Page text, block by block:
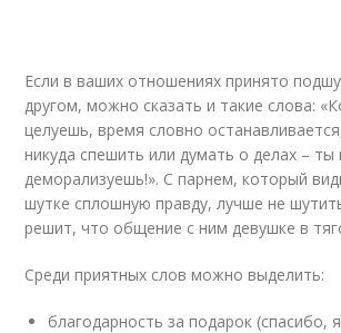
Если в ваших отношениях принято
другом, можно сказать и такие слова:
целуешь, время словно
никуда спешить или думать о делах – ты
деморализуешь!». С парнем, который
шутке сплошную правду, лучше не
решит, что общение с ним девушке в
Среди приятных слов можно выделить:
благодарность за подарок (спасибо,